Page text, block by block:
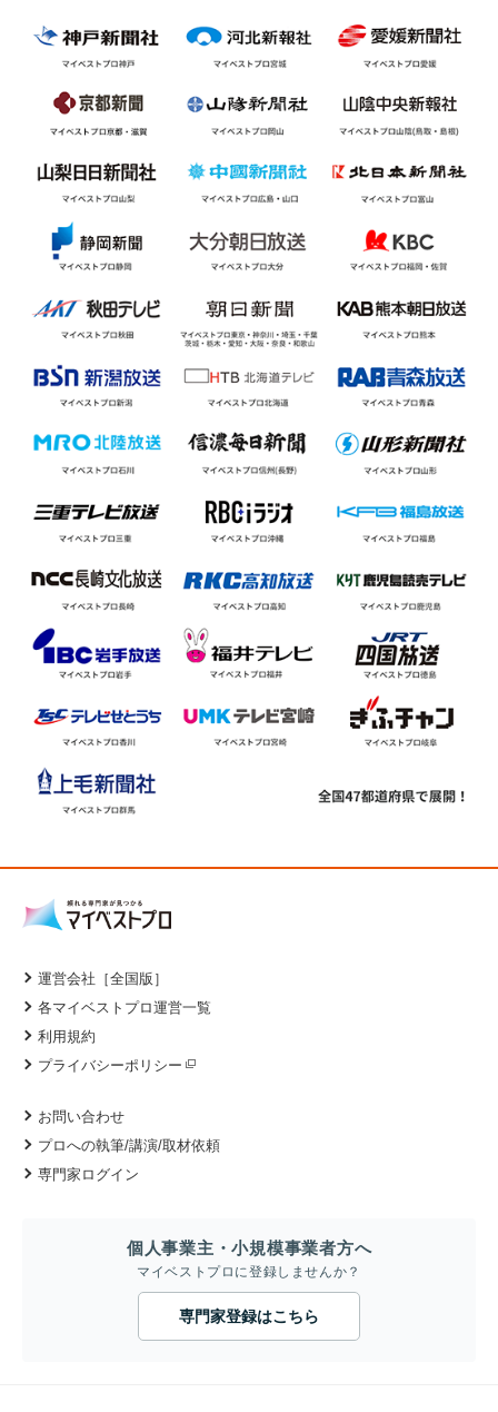
運営会社［全国版］
各マイベストプロ運営一覧
利用規約
プライバシーポリシー
お問い合わせ
プロへの執筆/講演/取材依頼
専門家ログイン
個人事業主・小規模事業者方へ
マイベストプロに登録しませんか？
専門家登録はこちら